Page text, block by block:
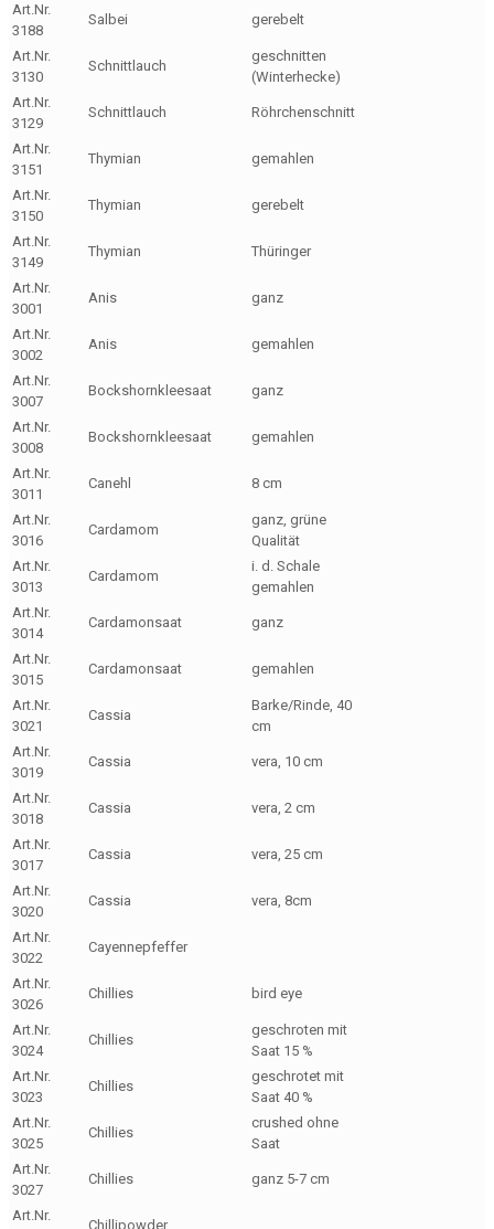
Art.Nr.
3188
Salbei gerebelt
Art.Nr.
3130
Schnittlauch
geschnitten
(Winterhecke)
Art.Nr.
3129
Schnittlauch Röhrchenschnitt
Art.Nr.
3151
Thymian gemahlen
Art.Nr.
3150
Thymian gerebelt
Art.Nr.
3149
Thymian Thüringer
Art.Nr.
3001
Anis ganz
Art.Nr.
3002
Anis gemahlen
Art.Nr.
3007
Bockshornkleesaat ganz
Art.Nr.
3008
Bockshornkleesaat gemahlen
Art.Nr.
3011
Canehl 8 cm
Art.Nr.
3016
Cardamom
ganz, grüne
Qualität
Art.Nr.
3013
Cardamom
i. d. Schale
gemahlen
Art.Nr.
3014
Cardamonsaat ganz
Art.Nr.
3015
Cardamonsaat gemahlen
Art.Nr.
3021
Cassia
Barke/Rinde, 40
cm
Art.Nr.
3019
Cassia vera, 10 cm
Art.Nr.
3018
Cassia vera, 2 cm
Art.Nr.
3017
Cassia vera, 25 cm
Art.Nr.
3020
Cassia vera, 8cm
Art.Nr.
3022
Cayennepfeffer
Art.Nr.
3026
Chillies bird eye
Art.Nr.
3024
Chillies
geschroten mit
Saat 15 %
Art.Nr.
3023
Chillies
geschrotet mit
Saat 40 %
Art.Nr.
3025
Chillies
crushed ohne
Saat
Art.Nr.
3027
Chillies ganz 5-7 cm
Art.Nr.
Chillipowder